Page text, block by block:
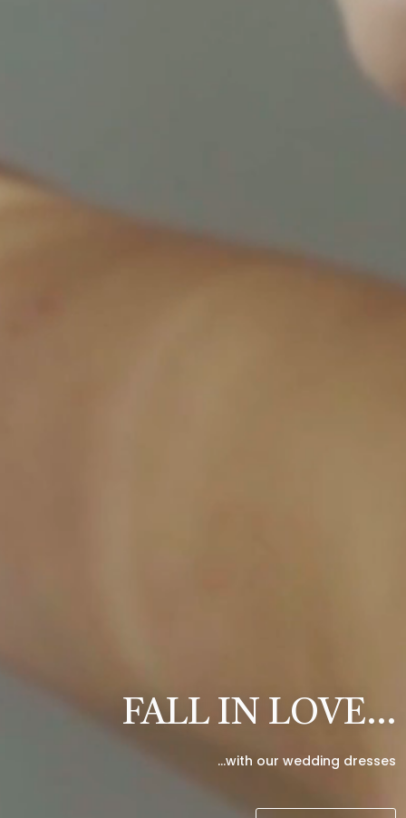
FALL IN LOVE…
…with our wedding dresses